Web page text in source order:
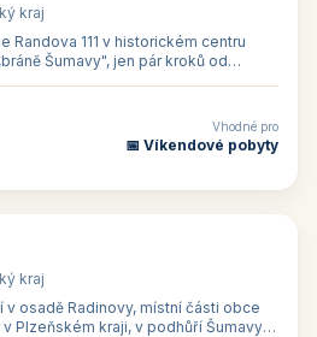
kraj
Randova 111 v historickém centru
Šumavy", jen pár kroků od
Vhodné pro
📅 Víkendové pobyty
kraj
v osadě Radinovy, místní části obce
Plzeňském kraji, v podhůří Šumavy